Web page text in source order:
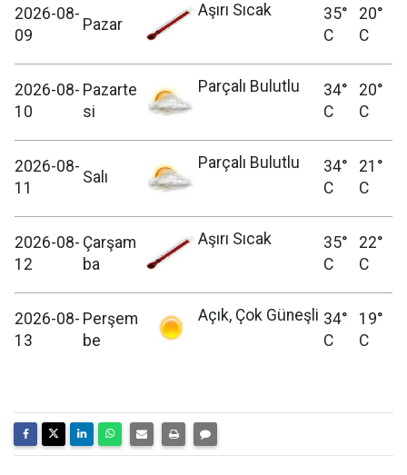
2026-08-
09
Pazar
Aşırı Sıcak
35°
C
20°
C
2026-08-
10
Pazarte
si
Parçalı Bulutlu
34°
C
20°
C
2026-08-
11
Salı
Parçalı Bulutlu
34°
C
21°
C
2026-08-
12
Çarşam
ba
Aşırı Sıcak
35°
C
22°
C
2026-08-
13
Perşem
be
Açık, Çok Güneşli 34°
C
19°
C